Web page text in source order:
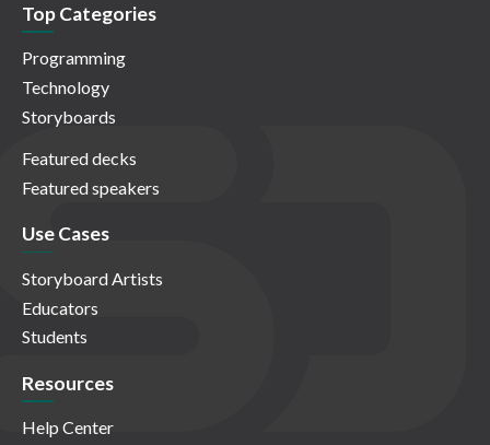
Top Categories
Programming
Technology
Storyboards
Featured decks
Featured speakers
Use Cases
Storyboard Artists
Educators
Students
Resources
Help Center